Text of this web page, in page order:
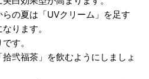
の夏は「UVクリーム」を足す
ります。
す。
弐福茶」を飲むようにしましょ